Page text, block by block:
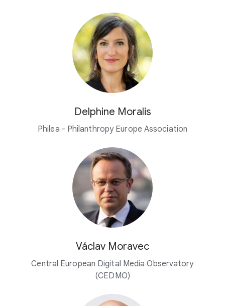
Delphine Moralis
Philea - Philanthropy Europe Association
Václav Moravec
Central European Digital Media Observatory
(CEDMO)